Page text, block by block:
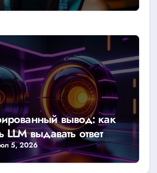
вывод: как
LLM выдавать ответ
или CSV
5, 2026